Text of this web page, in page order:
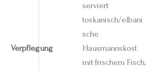
Verpflegung
serviert
toskanisch/elbani
sche
Hausmannskost
mit frischem Fisch,